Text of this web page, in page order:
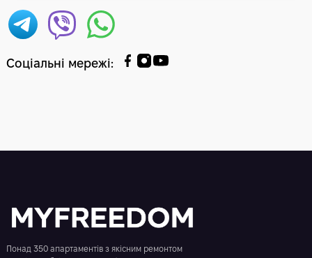
Соціальні мережі:
Понад 350 апартаментів з якісним ремонтом